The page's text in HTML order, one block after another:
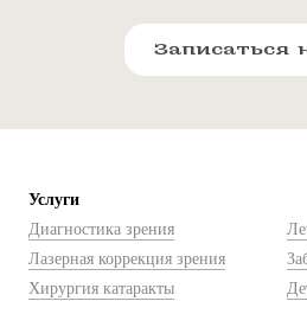
Записаться
Услуги
Диагностика зрения
Лазерная коррекция зрения
Хирургия катаракты